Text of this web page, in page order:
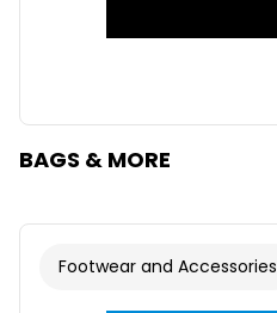
BAGS & MORE
Footwear and Accessories